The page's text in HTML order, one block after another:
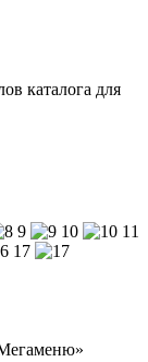
каталога для
9 10
11
17